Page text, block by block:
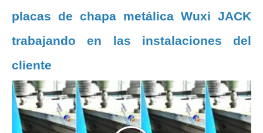
placas de chapa metálica Wuxi JACK
trabajando en las instalaciones del
cliente